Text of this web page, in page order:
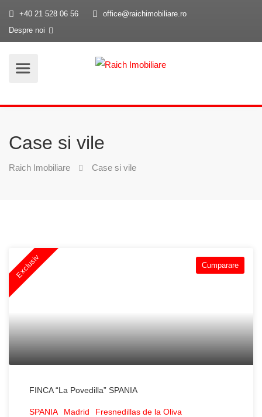
+40 21 528 06 56
office@raichimobiliare.ro
Despre noi
Case si vile
Raich Imobiliare Case si vile
Exclusiv Cumparare
FINCA “La Povedilla” SPANIA
SPANIA Madrid Fresnedillas de la Oliva